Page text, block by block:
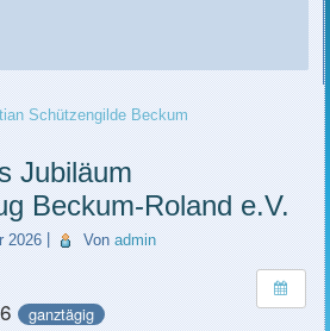
Schützengilde Beckum
Jubiläum
Beckum-Roland e.V.
2026| Von admin
ganztägig